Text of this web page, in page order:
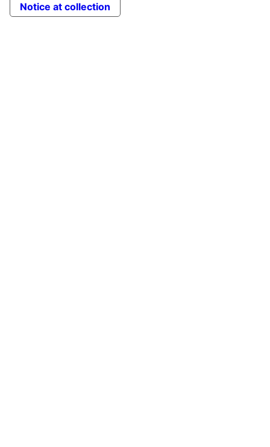
Notice at collection